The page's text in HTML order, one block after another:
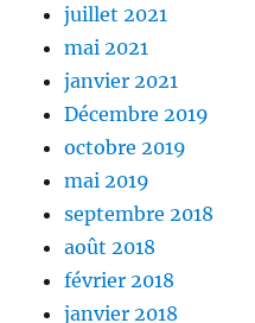
juillet 2021
mai 2021
janvier 2021
Décembre 2019
octobre 2019
mai 2019
septembre 2018
août 2018
février 2018
janvier 2018